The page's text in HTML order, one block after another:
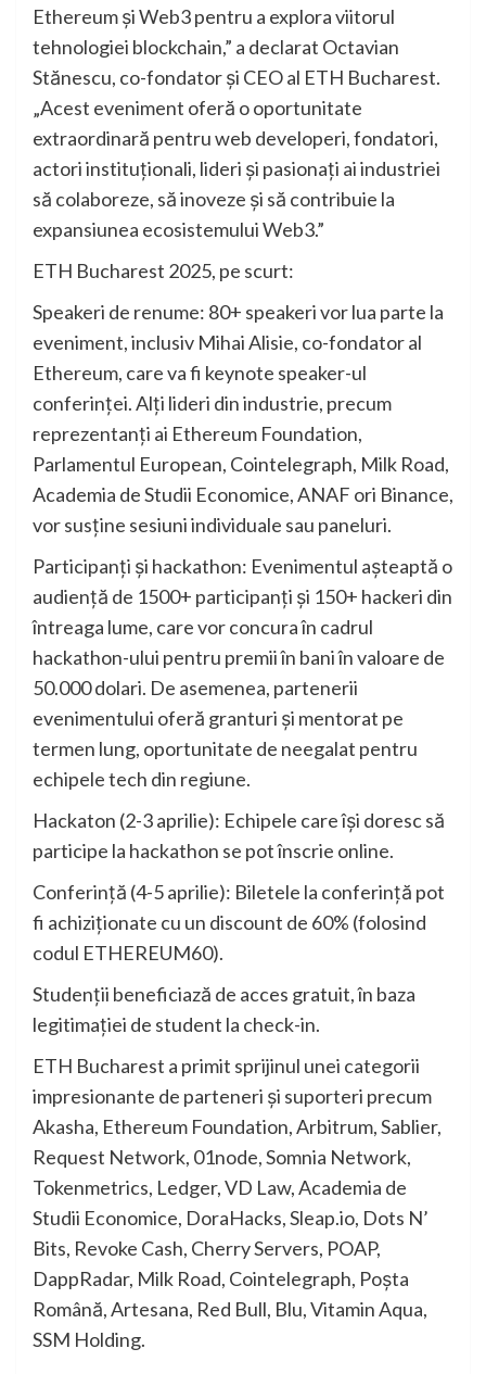
Ethereum și Web3 pentru a explora viitorul
tehnologiei blockchain,” a declarat Octavian
Stănescu, co-fondator și CEO al ETH Bucharest.
„Acest eveniment oferă o oportunitate
extraordinară pentru web developeri, fondatori,
actori instituționali, lideri și pasionați ai industriei
să colaboreze, să inoveze și să contribuie la
expansiunea ecosistemului Web3.”
ETH Bucharest 2025, pe scurt:
Speakeri de renume: 80+ speakeri vor lua parte la
eveniment, inclusiv Mihai Alisie, co-fondator al
Ethereum, care va fi keynote speaker-ul
conferinței. Alți lideri din industrie, precum
reprezentanți ai Ethereum Foundation,
Parlamentul European, Cointelegraph, Milk Road,
Academia de Studii Economice, ANAF ori Binance,
vor susține sesiuni individuale sau paneluri.
Participanți și hackathon: Evenimentul așteaptă o
audiență de 1500+ participanți și 150+ hackeri din
întreaga lume, care vor concura în cadrul
hackathon-ului pentru premii în bani în valoare de
50.000 dolari. De asemenea, partenerii
evenimentului oferă granturi și mentorat pe
termen lung, oportunitate de neegalat pentru
echipele tech din regiune.
Hackaton (2-3 aprilie): Echipele care își doresc să
participe la hackathon se pot înscrie online.
Conferință (4-5 aprilie): Biletele la conferință pot
fi achiziționate cu un discount de 60% (folosind
codul ETHEREUM60).
Studenții beneficiază de acces gratuit, în baza
legitimației de student la check-in.
ETH Bucharest a primit sprijinul unei categorii
impresionante de parteneri și suporteri precum
Akasha, Ethereum Foundation, Arbitrum, Sablier,
Request Network, 01node, Somnia Network,
Tokenmetrics, Ledger, VD Law, Academia de
Studii Economice, DoraHacks, Sleap.io, Dots N’
Bits, Revoke Cash, Cherry Servers, POAP,
DappRadar, Milk Road, Cointelegraph, Poșta
Română, Artesana, Red Bull, Blu, Vitamin Aqua,
SSM Holding.